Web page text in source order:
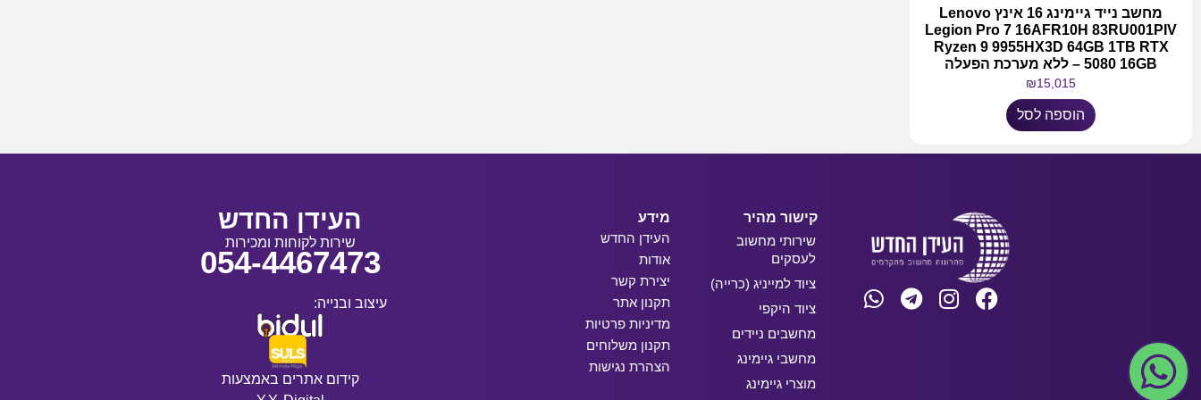
מחשב נייד גיימינג 16 אינץ Lenovo
Legion Pro 7 16AFR10H 83RU001PIV
Ryzen 9 9955HX3D 64GB 1TB RTX
5080 16GB – ללא מערכת הפעלה
₪15,015
הוספה לסל
קישור מהיר
שירותי מחשוב
לעסקים
ציוד למייניג (כרייה)
ציוד היקפי
מחשבים ניידים
מחשבי גיימינג
מוצרי גיימינג
מידע
העידן החדש
אודות
יצירת קשר
תקנון אתר
מדיניות פרטיות
תקנון משלוחים
הצהרת נגישות
העידן החדש
שירות לקוחות ומכירות
054-4467473
עיצוב ובנייה:
קידום אתרים באמצעות